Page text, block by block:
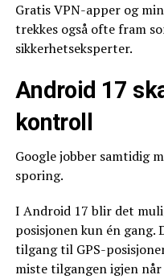
Gratis VPN-apper og
trekkes også ofte fram
sikkerhetseksperter.
Android 17
kontroll
Google jobber samtidig
sporing.
I Android 17 blir det
posisjonen kun én gang.
tilgang til GPS-
miste tilgangen igjen når